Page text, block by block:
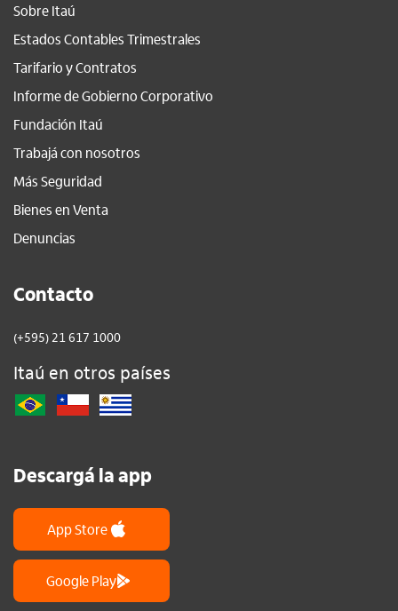
Sobre Itaú
Estados Contables Trimestrales
Tarifario y Contratos
Informe de Gobierno Corporativo
Fundación Itaú
Trabajá con nosotros
Más Seguridad
Bienes en Venta
Denuncias
Contacto
(+595) 21 617 1000
Itaú en otros países
Descargá la app
App Store
Google Play